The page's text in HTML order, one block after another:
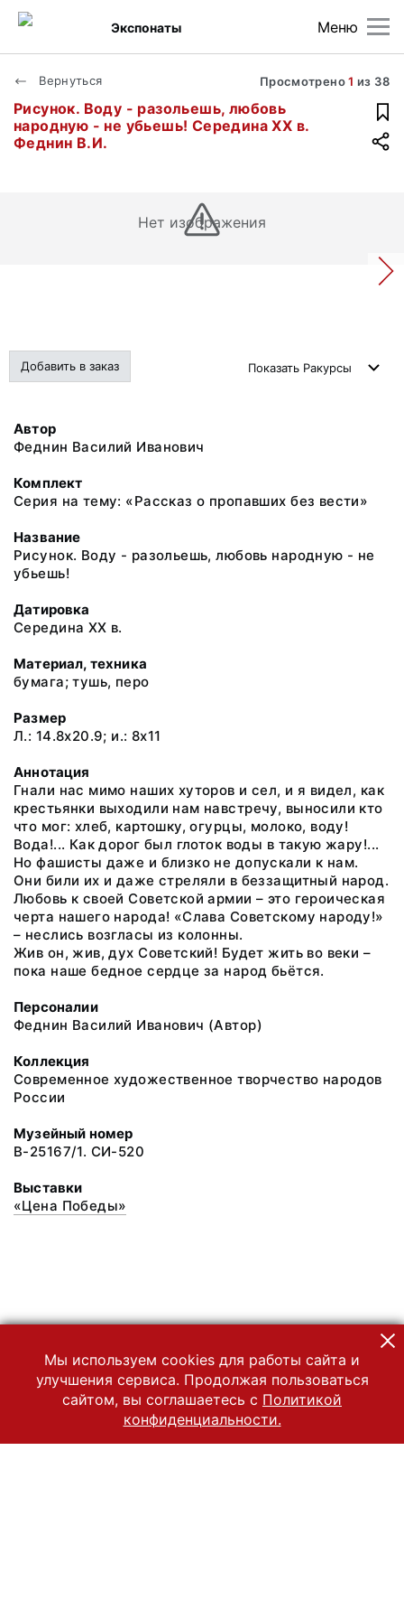
Меню
Экспонаты
Вернуться Просмотрено1 из 38
Рисунок. Воду - разольешь, любовь
народную - не убьешь! Середина ХХ в.
Феднин В.И.
Нет изображения
Добавить в заказ Показать Ракурсы
Автор
Феднин Василий Иванович
Комплект
Серия на тему: «Рассказ о пропавших без вести»
Название
Рисунок. Воду - разольешь, любовь народную - не
убьешь!
Датировка
Середина ХХ в.
Материал, техника
бумага; тушь, перо
Размер
Л.: 14.8x20.9; и.: 8x11
Аннотация
Гнали нас мимо наших хуторов и сел, и я видел, как
крестьянки выходили нам навстречу, выносили кто
что мог: хлеб, картошку, огурцы, молоко, воду!
Вода!... Как дорог был глоток воды в такую жару!...
Но фашисты даже и близко не допускали к нам.
Они били их и даже стреляли в беззащитный народ.
Любовь к своей Советской армии – это героическая
черта нашего народа! «Слава Советскому народу!»
– неслись возгласы из колонны.
Жив он, жив, дух Советский! Будет жить во веки –
пока наше бедное сердце за народ бьётся.
Персоналии
Феднин Василий Иванович (Автор)
Коллекция
Современное художественное творчество народов
России
Музейный номер
В-25167/1. СИ-520
Выставки
«Цена Победы»
Мы используем cookies для работы сайта и
улучшения сервиса. Продолжая пользоваться
сайтом, вы соглашаетесь с Политикой
конфиденциальности.